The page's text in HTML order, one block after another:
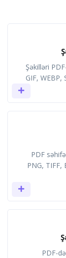
Şəkilləri
GIF, WEBP,
PDF
PNG, TIFF,
PDF-